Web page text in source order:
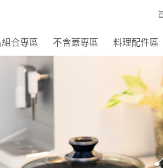
合專區 不含蓋專區 料理配件區